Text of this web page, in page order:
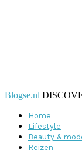
Blogse.nl
Home
Lifestyle
Beauty &
Reizen